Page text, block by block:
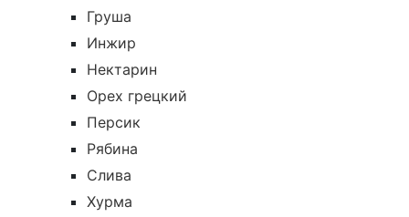
Груша
Инжир
Нектарин
Орех грецкий
Персик
Рябина
Слива
Хурма